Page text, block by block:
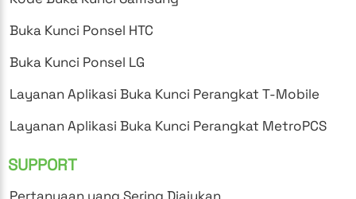
Buka Kunci Ponsel HTC
Buka Kunci Ponsel LG
Layanan Aplikasi Buka Kunci Perangkat T-Mobile
Layanan Aplikasi Buka Kunci Perangkat MetroPCS
SUPPORT